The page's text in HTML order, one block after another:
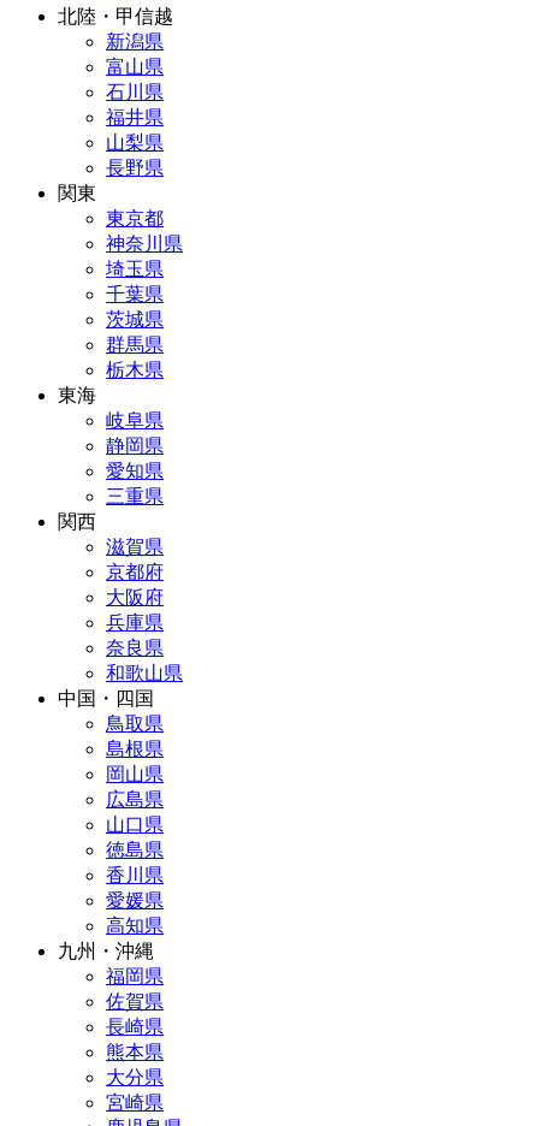
北陸・甲信越
新潟県
富山県
石川県
福井県
山梨県
長野県
関東
東京都
神奈川県
埼玉県
千葉県
茨城県
群馬県
栃木県
東海
岐阜県
静岡県
愛知県
三重県
関西
滋賀県
京都府
大阪府
兵庫県
奈良県
和歌山県
中国・四国
鳥取県
島根県
岡山県
広島県
山口県
徳島県
香川県
愛媛県
高知県
九州・沖縄
福岡県
佐賀県
長崎県
熊本県
大分県
宮崎県